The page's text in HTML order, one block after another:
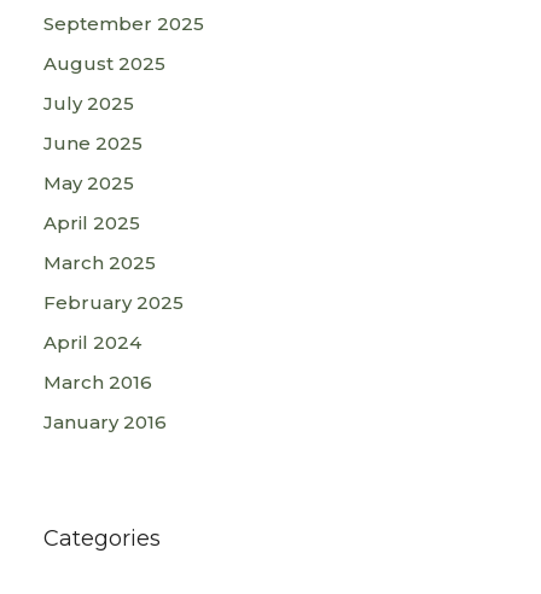
September 2025
August 2025
July 2025
June 2025
May 2025
April 2025
March 2025
February 2025
April 2024
March 2016
January 2016
Categories